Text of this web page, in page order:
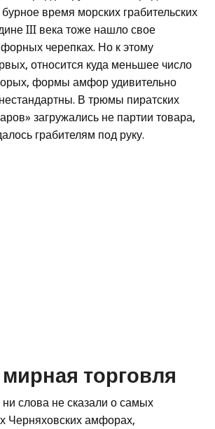
время морских грабительских
III века тоже нашло свое
черепках. Но к этому
относится куда меньшее число
формы амфор удивительно
В трюмы пиратских
загружались не партии товара,
грабителям под руку.
торговля
слова не сказали о самых
Черняховских амфорах,